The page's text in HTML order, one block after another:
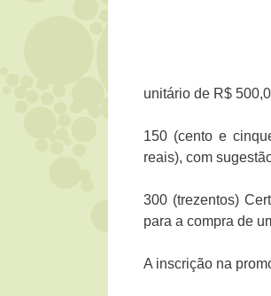
unitário de R$
150 (cento e
reais), com
300 (trezentos)
para a compra de
A inscrição na